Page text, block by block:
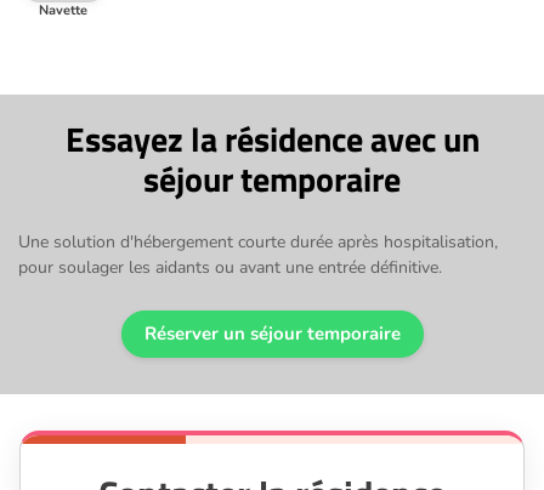
Navette
Essayez la résidence avec un
séjour temporaire
Une solution d'hébergement courte durée après hospitalisation,
pour soulager les aidants ou avant une entrée définitive.
Réserver un séjour temporaire